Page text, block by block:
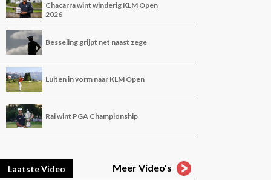
Chacarra wint winderig KLM Open
2026
Besseling grijpt net naast zege
Luiten in vorm naar KLM Open
Rai wint PGA Championship
Laatste Video Meer Video's